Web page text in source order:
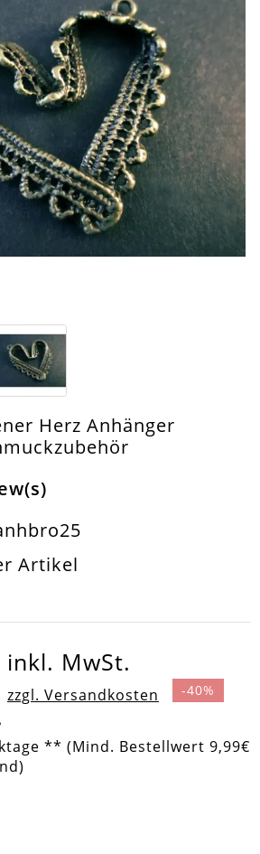
Herz Anhänger
Artikel
inkl. MwSt.
zzgl. Versandkosten -40%
** (Mind. Bestellwert 9,99€